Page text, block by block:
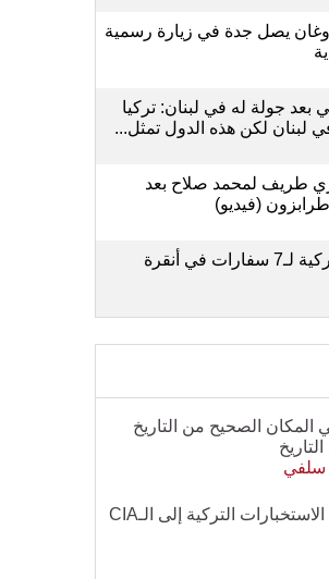
يصل جدة في زيارة رسمية
جولة له في لبنان: تركيا
لبنان لكن هذه الدول تمثل...
طريف لمحمد صلاح بعد
طرابزون (فيديو)
في أنقرة
المكان الصحيح من التاريخ
سلفي
رسالة من الاستخبارات التركية إلى الـCIA